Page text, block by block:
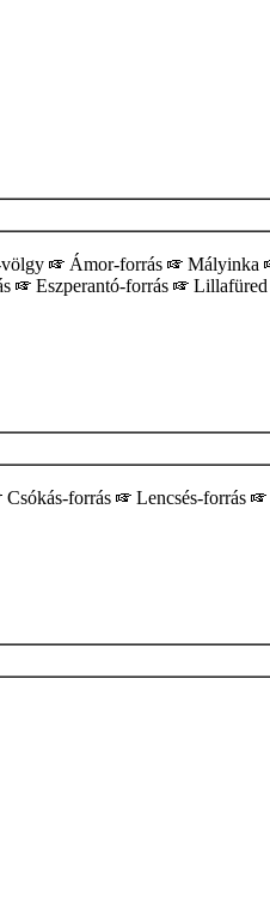
Ámor-forrás Mályinka
Eszperantó-forrás
Lillafüred
Csókás-forrás Lencsés-forrás